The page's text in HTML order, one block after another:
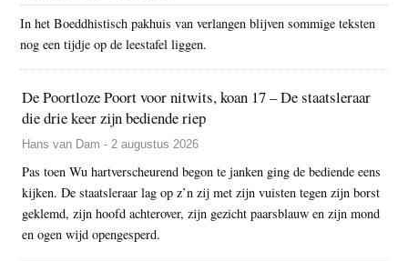
In het Boeddhistisch pakhuis van verlangen blijven sommige teksten
nog een tijdje op de leestafel liggen.
De Poortloze Poort voor nitwits, koan 17 – De staatsleraar
die drie keer zijn bediende riep
Hans van Dam - 2 augustus 2026
Pas toen Wu hartverscheurend begon te janken ging de bediende eens
kijken. De staatsleraar lag op z’n zij met zijn vuisten tegen zijn borst
geklemd, zijn hoofd achterover, zijn gezicht paarsblauw en zijn mond
en ogen wijd opengesperd.